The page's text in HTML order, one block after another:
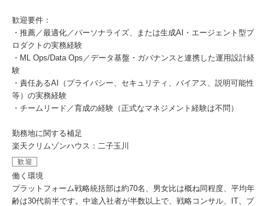
歓迎要件：
・推薦／最適化／パーソナライズ、または生成AI・エージェント型プ
ロダクトの実務経験
・ML Ops/Data Ops／データ基盤・ガバナンスと連携した運用設計経
験
・責任あるAI（プライバシー、セキュリティ、バイアス、説明可能性
等）の実務経験
・チームリード／育成の経験（正式なマネジメント経験は不問）
勤務地に関する補足
楽天クリムゾンハウス：二子玉川
歓迎
働く環境
プラットフォーム戦略統括部は約70名、男女比は概ね同程度、平均年
齢は30代前半です。中途入社者が半数以上で、戦略コンサル、IT、プ